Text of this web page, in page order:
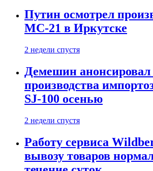
Путин осмотрел
МС-21 в Иркутске
2 недели спустя
Демешин анонсировал
производства
SJ-100 осенью
2 недели спустя
Работу сервиса
вывозу товаров